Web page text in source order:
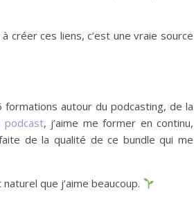
créer ces liens, c’est une vraie source
formations autour du podcasting, de la
podcast, j’aime me former en continu,
de la qualité de ce bundle qui me
que j’aime beaucoup.